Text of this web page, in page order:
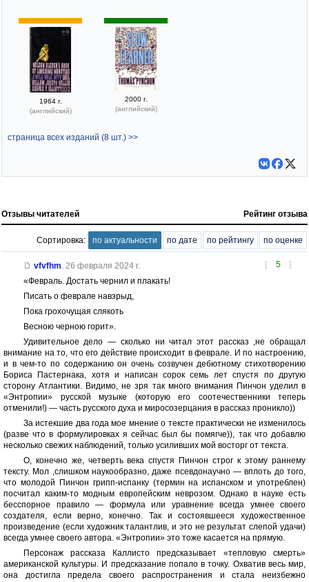
1964 г.
(английский)
2000 г.
(английский)
страница всех изданий (8 шт.) >>
Отзывы читателей Рейтинг отзыва
Сортировка: по актуальности по дате по рейтингу по оценке
[ 5 ]
vfvfhm, 26 февраля 2024 г.
«Февраль. Достать чернил и плакать!
Писать о феврале навзрыд,
Пока грохочущая слякоть
Весною черною горит».
Удивительное дело — сколько ни читал этот рассказ ,не обращал
внимание на то, что его действие происходит в феврале. И по настроению,
и в чем-то по содержанию он очень созвучен дебютному стихотворению
Бориса Пастернака, хотя и написан сорок семь лет спустя по другую
сторону Атлантики. Видимо, не зря так много внимания Пинчон уделил в
«Энтропии» русской музыке (которую его соотечественники теперь
отменили!) — часть русского духа и миросозерцания в рассказ проникло))
За истекшие два года мое мнение о тексте практически не изменилось
(разве что в формулировках я сейчас был бы помягче)), так что добавлю
несколько свежих наблюдений, только усиливших мой восторг от текста.
О, конечно же, четверть века спустя Пинчон строг к этому раннему
тексту. Мол ,слишком наукообразно, даже псевдонаучно — вплоть до того,
что молодой Пинчон грипп-испанку (термин на испанском и употреблен)
посчитал каким-то модным европейским неврозом. Однако в науке есть
бесспорное правило — формула или уравнение всегда умнее своего
создателя, если верно, конечно. Так и состоявшееся художественное
произведение (если художник талантлив, и это не результат слепой удачи)
всегда умнее своего автора. «Энтропии» это тоже касается на прямую.
Персонаж рассказа Каллисто предсказывает «тепловую смерть»
американской культуры. И предсказание попало в точку. Охватив весь мир,
она достигла предела своего распространения и стала неизбежно